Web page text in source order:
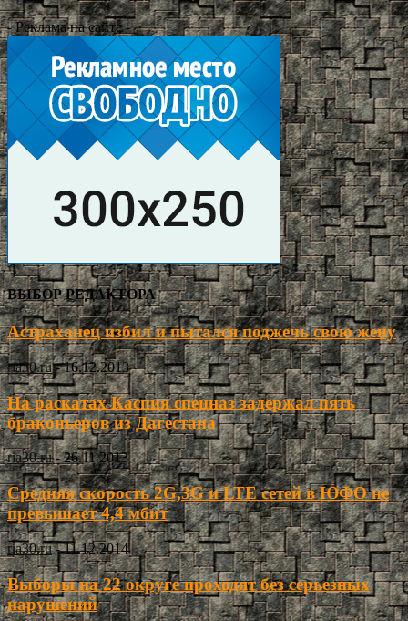
- Реклама на сайте -
ВЫБОР РЕДАКТОРА
Астраханец избил и пытался поджечь свою жену
ria30.ru - 16.12.2013
На раскатах Каспия спецназ задержал пять
браконьеров из Дагестана
ria30.ru - 26.11.2013
Средняя скорость 2G,3G и LTE сетей в ЮФО не
превышает 4,4 мбит
ria30.ru - 11.12.2014
Выборы на 22 округе проходят без серьезных
нарушений